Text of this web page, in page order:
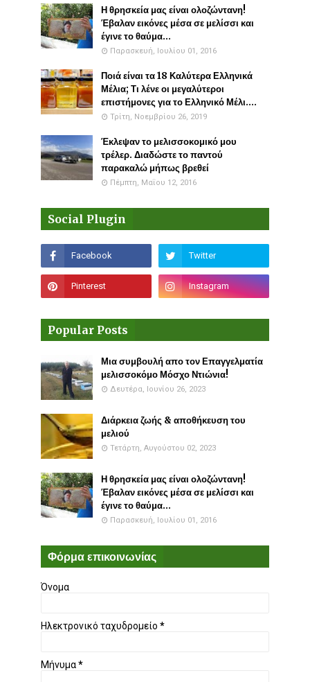
Η θρησκεία μας είναι ολοζώντανη!
Έβαλαν εικόνες μέσα σε μελίσσι και
έγινε το θαύμα...
Παρασκευή, Ιουλίου 01, 2016
Ποιά είναι τα 18 Καλύτερα Ελληνικά
Μέλια; Τι λένε οι μεγαλύτεροι
επιστήμονες για το Ελληνικό Μέλι....
Τρίτη, Νοεμβρίου 26, 2019
Έκλεψαν το μελισσοκομικό μου
τρέλερ. Διαδώστε το παντού
παρακαλώ μήπως βρεθεί
Πέμπτη, Μαΐου 12, 2016
Social Plugin
Popular Posts
Μια συμβουλή απο τον Επαγγελματία
μελισσοκόμο Μόσχο Ντιώνια!
Δευτέρα, Ιουνίου 26, 2023
Διάρκεια ζωής & αποθήκευση του
μελιού
Τετάρτη, Αυγούστου 02, 2023
Η θρησκεία μας είναι ολοζώντανη!
Έβαλαν εικόνες μέσα σε μελίσσι και
έγινε το θαύμα...
Παρασκευή, Ιουλίου 01, 2016
Φόρμα επικοινωνίας
Όνομα
Ηλεκτρονικό ταχυδρομείο *
Μήνυμα*